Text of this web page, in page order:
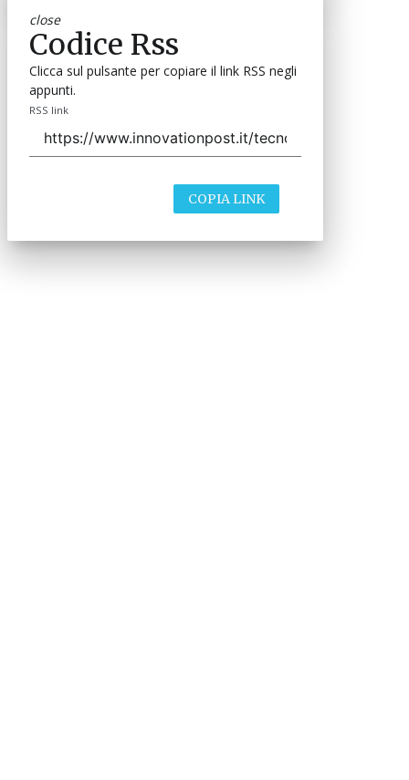
close
Codice Rss
Clicca sul pulsante per copiare il link RSS negli
appunti.
RSS link
COPIA LINK